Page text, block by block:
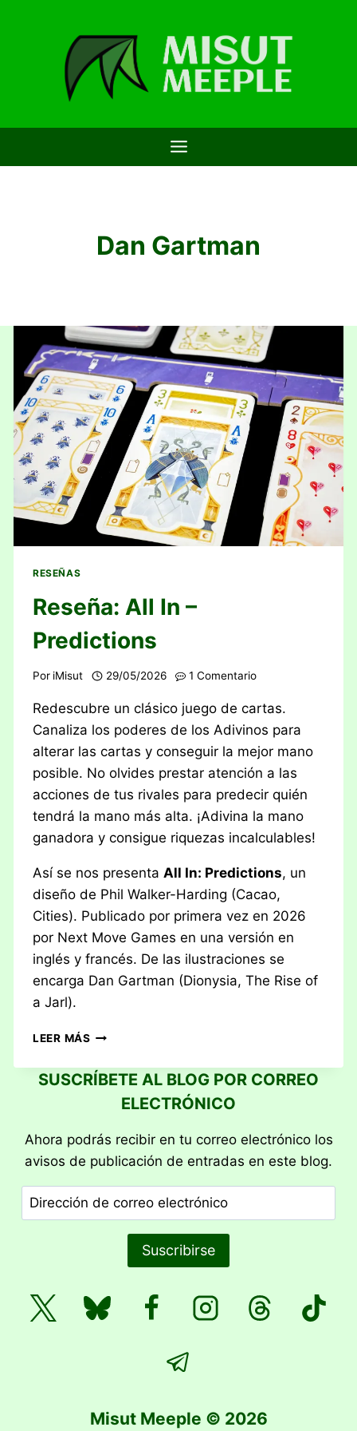
Dan Gartman
RESEÑAS
Reseña: All In –
Predictions
Por iMisut 29/05/2026 1 Comentario
Redescubre un clásico juego de cartas.
Canaliza los poderes de los Adivinos para
alterar las cartas y conseguir la mejor mano
posible. No olvides prestar atención a las
acciones de tus rivales para predecir quién
tendrá la mano más alta. ¡Adivina la mano
ganadora y consigue riquezas incalculables!
Así se nos presentaAll In: Predictions, un
diseño de Phil Walker-Harding (Cacao,
Cities). Publicado por primera vez en 2026
por Next Move Games en una versión en
inglés y francés. De las ilustraciones se
encarga Dan Gartman (Dionysia, The Rise of
a Jarl).
LEER MÁS RESEÑA:
IN
–
PREDICTIONS
SUSCRÍBETE AL BLOG POR CORREO
ELECTRÓNICO
Ahora podrás recibir en tu correo electrónico los
avisos de publicación de entradas en este blog.
Dirección
de
Suscribirse
Misut Meeple © 2026